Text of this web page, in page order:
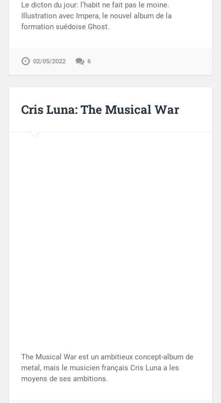
Le dicton du jour: l’habit ne fait pas le moine.
Illustration avec Impera, le nouvel album de la
formation suédoise Ghost.
02/05/2022 6
Cris Luna: The Musical War
The Musical War est un ambitieux concept-album de
metal, mais le musicien français Cris Luna a les
moyens de ses ambitions.